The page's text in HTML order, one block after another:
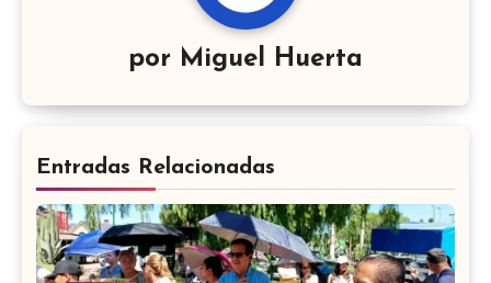
por Miguel Huerta
Entradas Relacionadas